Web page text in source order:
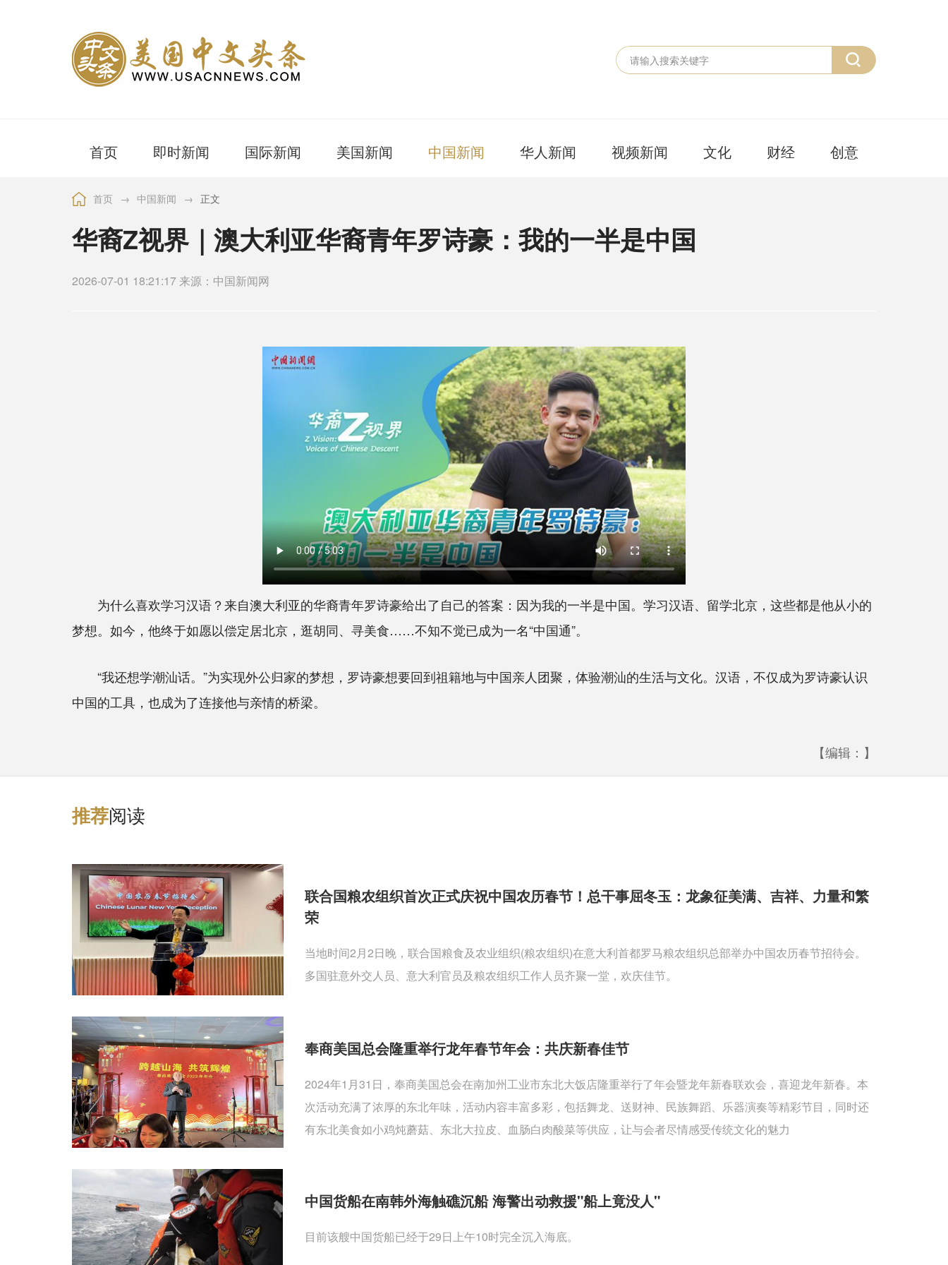
首页 即时新闻 国际新闻 美国新闻 中国新闻 华人新闻 视频新闻 文化 财经 创意
首页 → 中国新闻 → 正文
华裔Z视界｜澳大利亚华裔青年罗诗豪：我的一半是中国
2026-07-01 18:21:17 来源：中国新闻网
为什么喜欢学习汉语？来自澳大利亚的华裔青年罗诗豪给出了自己的答案：因为我的一半是中国。学习汉语、留学北京，这些都是他从小的
梦想。如今，他终于如愿以偿定居北京，逛胡同、寻美食……不知不觉已成为一名“中国通”。
“我还想学潮汕话。”为实现外公归家的梦想，罗诗豪想要回到祖籍地与中国亲人团聚，体验潮汕的生活与文化。汉语，不仅成为罗诗豪认识
中国的工具，也成为了连接他与亲情的桥梁。
【编辑：】
推荐阅读
联合国粮农组织首次正式庆祝中国农历春节！总干事屈冬玉：龙象征美满、吉祥、力量和繁
荣
当地时间2月2日晚，联合国粮食及农业组织(粮农组织)在意大利首都罗马粮农组织总部举办中国农历春节招待会。
多国驻意外交人员、意大利官员及粮农组织工作人员齐聚一堂，欢庆佳节。
奉商美国总会隆重举行龙年春节年会：共庆新春佳节
2024年1月31日，奉商美国总会在南加州工业市东北大饭店隆重举行了年会暨龙年新春联欢会，喜迎龙年新春。本
次活动充满了浓厚的东北年味，活动内容丰富多彩，包括舞龙、送财神、民族舞蹈、乐器演奏等精彩节目，同时还
有东北美食如小鸡炖蘑菇、东北大拉皮、血肠白肉酸菜等供应，让与会者尽情感受传统文化的魅力
中国货船在南韩外海触礁沉船 海警出动救援"船上竟没人"
目前该艘中国货船已经于29日上午10时完全沉入海底。